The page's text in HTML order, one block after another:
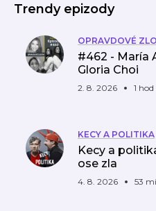
Trendy epizody
OPRAVDOVÉ
#462 - María
Gloria Choi
2. 8. 2026 1
KECY A POLITIKA
Kecy a
ose zla
4. 8. 2026 53